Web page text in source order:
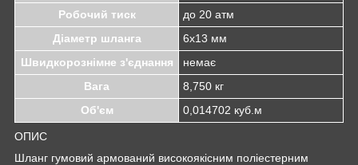
Робочий тиск
до 20 атм
Діаметр шланга
6x13 мм
Швидкорознімне з'єднання
немає
Вага
8,750 кг
Об'єм
0,014702 куб.м
ОПИС
Шланг гумовий армований високоякісним поліестерним